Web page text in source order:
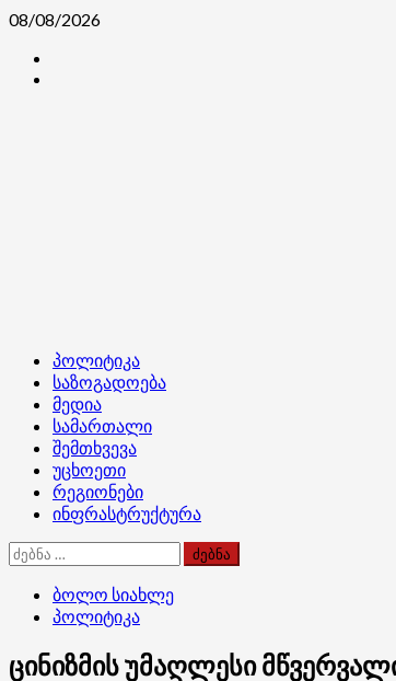
Skip
content
08/08/2026
Primary
Menu
პოლიტიკა
საზოგადოება
მედია
სამართალი
შემთხვევა
უცხოეთი
რეგიონები
ინფრასტრუქტურა
ძებნა:
ბოლო სიახლე
პოლიტიკა
ცინიზმის უმაღლესი